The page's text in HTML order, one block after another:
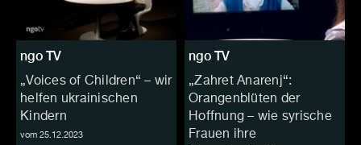
ngo TV
„Voices of Children“ – wir
helfen ukrainischen
Kindern
vom 25.12.2023
ngo TV
„Zahret Anarenj“:
Orangenblüten der
Hoffnung – wie syrische
Frauen ihre